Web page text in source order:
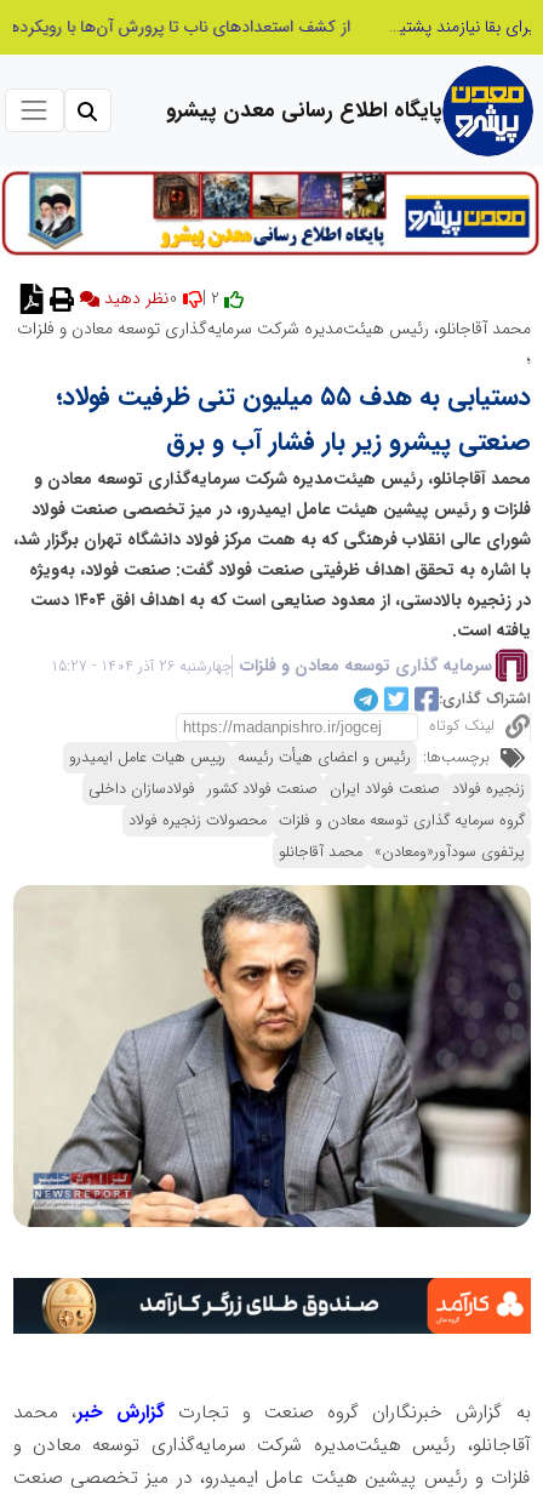
از کشف استعدادهای ناب تا پرورش آن‌ها با رویکردهای نوآورانه؛ مسیر تحول‌آفرین شنای ایران در سطح جهانی
پایگاه اطلاع رسانی معدن پیشرو
نظر دهید
محمد آقاجانلو، رئیس هیئت‌مدیره شرکت سرمایه‌گذاری توسعه معادن و فلزات
؛
دستیابی به هدف ۵۵ میلیون تنی ظرفیت فولاد؛
صنعتی پیشرو زیر بار فشار آب و برق
محمد آقاجانلو، رئیس هیئت‌مدیره شرکت سرمایه‌گذاری توسعه معادن و
فلزات و رئیس پیشین هیئت عامل ایمیدرو، در میز تخصصی صنعت فولاد
شورای عالی انقلاب فرهنگی که به همت مرکز فولاد دانشگاه تهران برگزار شد،
با اشاره به تحقق اهداف ظرفیتی صنعت فولاد گفت: صنعت فولاد، به‌ویژه
در زنجیره بالادستی، از معدود صنایعی است که به اهداف افق ۱۴۰۴ دست
یافته است.
سرمایه گذاری توسعه معادن و فلزات چهارشنبه 26 آذر 1404 - 15:27
اشتراک گذاری:
لینک کوتاه
برچسب‌ها: رئیس و اعضای هیأت رئیسه رییس هیات عامل ایمیدرو
زنجیره فولاد صنعت فولاد ایران صنعت فولاد کشور فولادسازان داخلی
گروه سرمایه گذاری توسعه معادن و فلزات محصولات زنجیره فولاد
پرتفوی سودآور«ومعادن» محمد آقاجانلو
به گزارش خبرنگاران گروه صنعت و تجارت گزارش خبر، محمد
آقاجانلو، رئیس هیئت‌مدیره شرکت سرمایه‌گذاری توسعه معادن و
فلزات و رئیس پیشین هیئت عامل ایمیدرو، در میز تخصصی صنعت